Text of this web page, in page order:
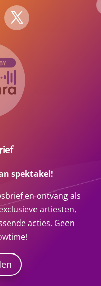
spektakel!
en ontvang als
artiesten,
acties. Geen